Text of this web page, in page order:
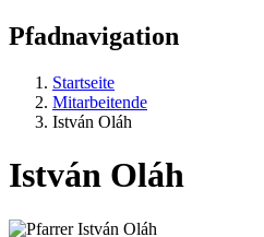
Pfadnavigation
Startseite
Mitarbeitende
István Oláh
István Oláh